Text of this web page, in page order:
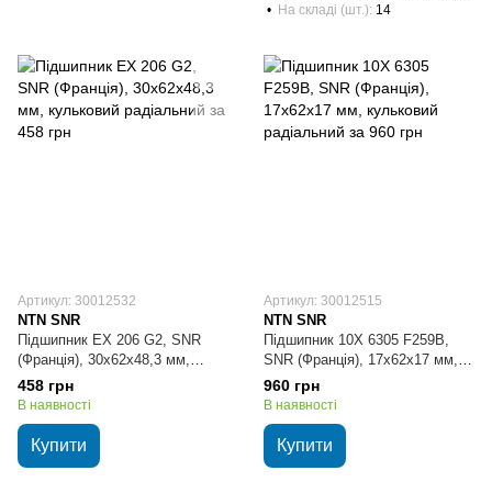
На складі (шт.) 14
Артикул: 30012532
NTN SNR
Підшипник EX 206 G2, SNR
(Франція), 30х62х48,3 мм,
кульковий радіальний
458 грн
В наявності
Купити
Артикул: 30012515
NTN SNR
Підшипник 10X 6305 F259B,
SNR (Франція), 17х62х17 мм,
кульковий радіальний
960 грн
В наявності
Купити